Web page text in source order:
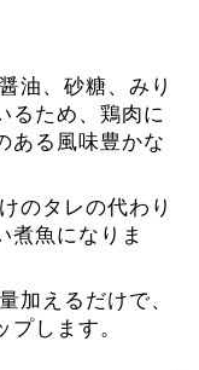
醤油、砂糖、みり
るため、鶏肉に
ある風味豊かな
のタレの代わり
煮魚になりま
加えるだけで、
します。